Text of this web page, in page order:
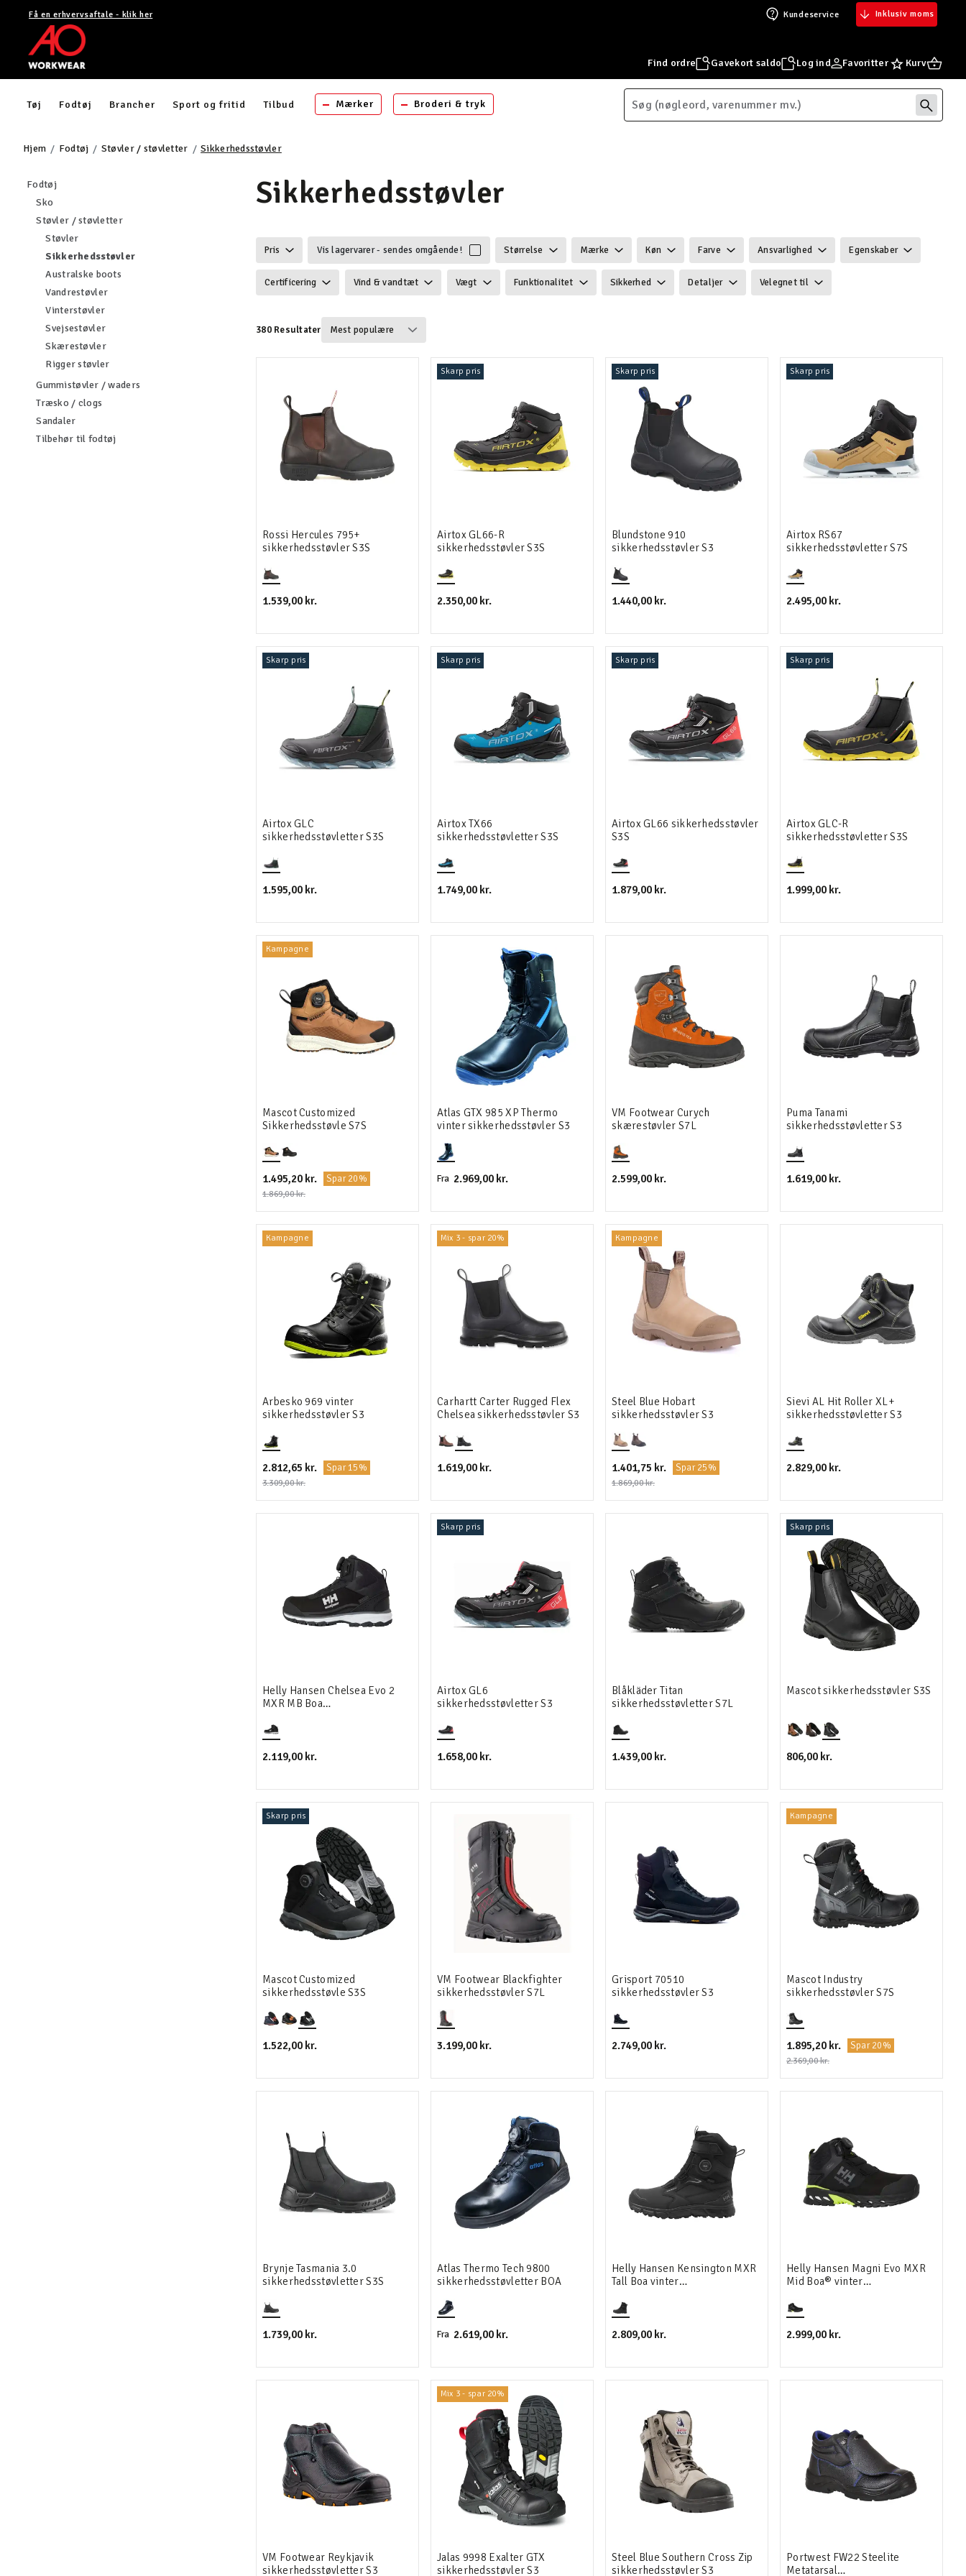
Få en erhvervsaftale - klik her Kundeservice Inklusiv moms
Find ordre Gavekort saldo Log ind Favoritter Kurv
Tøj Fodtøj Brancher Sport og fritid Tilbud Mærker Broderi & tryk
Hjem Fodtøj Støvler / støvletter Sikkerhedsstøvler
Sikkerhedsstøvler
FodtøjFiltrér efter category: Fodtøj
Sko
Støvler / støvletterFiltrér efter category: Støvler / støvletter
StøvlerFiltrér efter category: Støvler
Sikkerhedsstøvlervalgte I øjeblikket sorteret efter category: Sikkerhedsstøvler
Australske bootsFiltrér efter category: Australske boots
VandrestøvlerFiltrér efter category: Vandrestøvler
VinterstøvlerFiltrér efter category: Vinterstøvler
SvejsestøvlerFiltrér efter category: Svejsestøvler
SkærestøvlerFiltrér efter category: Skærestøvler
Rigger støvlerFiltrér efter category: Rigger støvler
Gummistøvler / waders
Træsko / clogs
SandalerFiltrér efter category: Sandaler
Tilbehør til fodtøjFiltrér efter category: Tilbehør til fodtøj
Pris Vis lagervarer - sendes omgående! Størrelse Mærke Køn Farve Ansvarlighed Egenskaber
Certificering Vind & vandtæt Vægt Funktionalitet Sikkerhed Detaljer Velegnet til
380 Resultater
Rossi Hercules 795+
sikkerhedsstøvler S3S
1.539,00 kr.
Skarp pris
Airtox GL66-R
sikkerhedsstøvler S3S
2.350,00 kr.
Skarp pris
Blundstone 910
sikkerhedsstøvler S3
1.440,00 kr.
Skarp pris
Airtox RS67
sikkerhedsstøvletter S7S
2.495,00 kr.
Skarp pris
Airtox GLC
sikkerhedsstøvletter S3S
1.595,00 kr.
Skarp pris
Airtox TX66
sikkerhedsstøvletter S3S
1.749,00 kr.
Skarp pris
Airtox GL66 sikkerhedsstøvler
S3S
1.879,00 kr.
Skarp pris
Airtox GLC-R
sikkerhedsstøvletter S3S
1.999,00 kr.
Kampagne
Mascot Customized
Sikkerhedsstøvle S7S
1.495,20 kr. Spar 20%
1.869,00 kr.
Atlas GTX 985 XP Thermo
vinter sikkerhedsstøvler S3
Fra 2.969,00 kr.
VM Footwear Curych
skærestøvler S7L
2.599,00 kr.
Puma Tanami
sikkerhedsstøvletter S3
1.619,00 kr.
Kampagne
Arbesko 969 vinter
sikkerhedsstøvler S3
2.812,65 kr. Spar 15%
3.309,00 kr.
Mix 3 - spar 20%
Carhartt Carter Rugged Flex
Chelsea sikkerhedsstøvler S3
1.619,00 kr.
Kampagne
Steel Blue Hobart
sikkerhedsstøvler S3
1.401,75 kr. Spar 25%
1.869,00 kr.
Sievi AL Hit Roller XL+
sikkerhedsstøvletter S3
2.829,00 kr.
Helly Hansen Chelsea Evo 2
MXR MB Boa
2.119,00 kr.
Skarp pris
Airtox GL6
sikkerhedsstøvletter S3
1.658,00 kr.
Blåkläder Titan
sikkerhedsstøvletter S7L
1.439,00 kr.
Skarp pris
Mascot sikkerhedsstøvler S3S
806,00 kr.
Skarp pris
Mascot Customized
sikkerhedsstøvle S3S
1.522,00 kr.
VM Footwear Blackfighter
sikkerhedsstøvler S7L
3.199,00 kr.
Grisport 70510
sikkerhedsstøvler S3
2.749,00 kr.
Kampagne
Mascot Industry
sikkerhedsstøvler S7S
1.895,20 kr. Spar 20%
2.369,00 kr.
Brynje Tasmania 3.0
sikkerhedsstøvletter S3S
1.739,00 kr.
Atlas Thermo Tech 9800
sikkerhedsstøvletter BOA
Fra 2.619,00 kr.
Helly Hansen Kensington MXR
Tall Boa vinter
2.809,00 kr.
Helly Hansen Magni Evo MXR
Mid Boa® vinter
2.999,00 kr.
VM Footwear Reykjavik
sikkerhedsstøvletter S3
Mix 3 - spar 20%
Jalas 9998 Exalter GTX
sikkerhedsstøvler S3
Steel Blue Southern Cross Zip
sikkerhedsstøvler S3
Portwest FW22 Steelite
Metatarsal